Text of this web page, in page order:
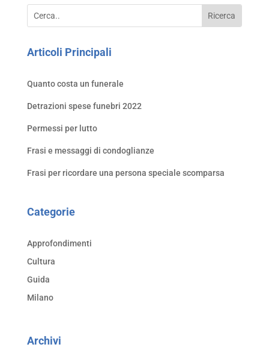
Articoli Principali
Quanto costa un funerale
Detrazioni spese funebri 2022
Permessi per lutto
Frasi e messaggi di condoglianze
Frasi per ricordare una persona speciale scomparsa
Categorie
Approfondimenti
Cultura
Guida
Milano
Archivi